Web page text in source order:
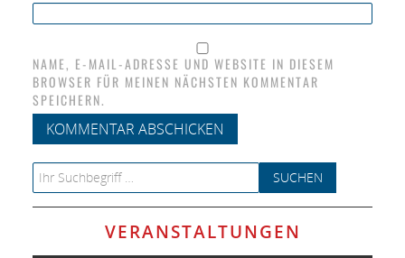
NAME, E-MAIL-ADRESSE UND WEBSITE IN DIESEM
BROWSER FÜR MEINEN NÄCHSTEN KOMMENTAR
SPEICHERN.
Search for:
VERANSTALTUNGEN